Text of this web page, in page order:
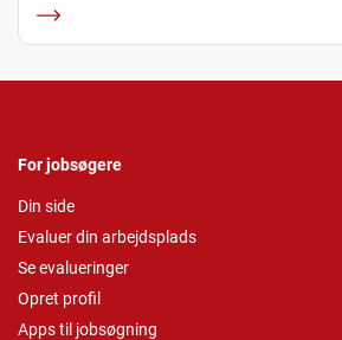
For jobsøgere
Din side
Evaluer din arbejdsplads
Se evalueringer
Opret profil
Apps til jobsøgning